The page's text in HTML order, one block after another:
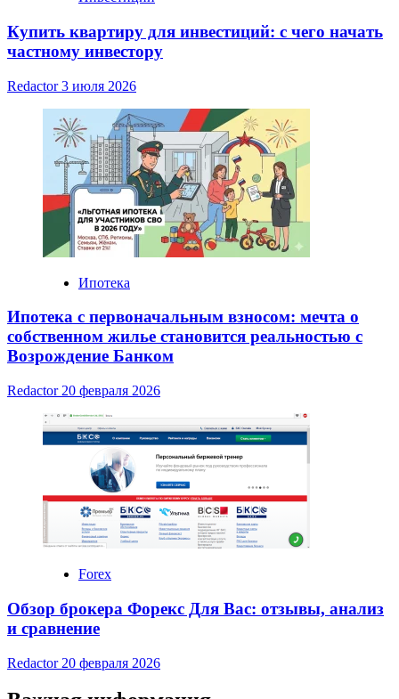
Купить квартиру для инвестиций: с чего начать
частному инвестору
Redactor3 июля 2026
Ипотека
Ипотека с первоначальным взносом: мечта о
собственном жилье становится реальностью с
Возрождение Банком
Redactor 20 февраля 2026
Forex
Обзор брокера Форекс Для Вас: отзывы, анализ
и сравнение
Redactor 20 февраля 2026